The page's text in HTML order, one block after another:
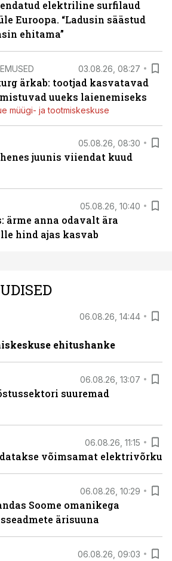
elektriline surfilaud
Euroopa. “Ladusin säästud
ehitama”
03.08.26, 08:27
ärkab: tootjad kasvatavad
uueks laienemiseks
müügi- ja tootmiskeskuse
05.08.26, 08:30
juunis viiendat kuud
05.08.26, 10:40
ärme anna odavalt ära
hind ajas kasvab
06.08.26, 14:44
ehitushanke
06.08.26, 13:07
suuremad
06.08.26, 11:15
võimsamat elektrivõrku
06.08.26, 10:29
Soome omanikega
ärisuuna
06.08.26, 09:03